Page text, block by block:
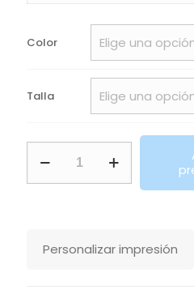
Color
Talla
con
Personalizar impresión